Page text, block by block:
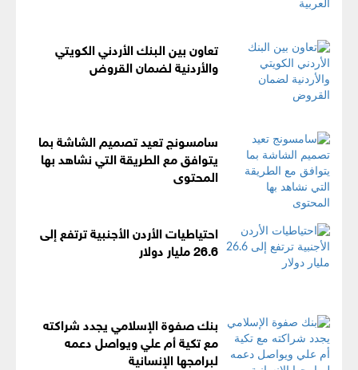
تعاون بين البنك الأردني الكويتي
والأردنية لضمان القروض
سامسونج تعيد تصميم الشاشة بما
يتوافق مع الطريقة التي نشاهد بها
المحتوى
احتياطيات الأردن الأجنبية ترتفع إلى
26.6 مليار دولار
بنك صفوة الإسلامي يجدد شراكته
مع تكية أم علي ويواصل دعمه
لبرامجها الإنسانية